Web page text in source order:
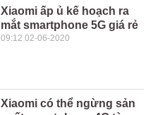
Xiaomi ấp ủ kế hoạch ra
mắt smartphone 5G giá rẻ
09:12 02-06-2020
Xiaomi có thể ngừng sản